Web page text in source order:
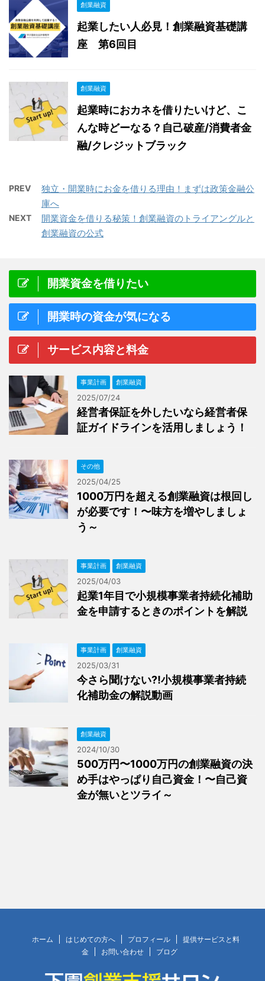
創業融資
起業したい人必見！創業融資基礎講
座 第6回目
創業融資
起業時におカネを借りたいけど、こ
んな時どーなる？自己破産/消費者金
融/クレジットブラック
PREV
独立・開業時にお金を借りる理由！まずは政策金融公
庫へ
NEXT
開業資金を借りる秘策！創業融資のトライアングルと
創業融資の公式
開業資金を借りたい
開業時の資金が気になる
サービス内容と料金
事業計画 創業融資
2025/07/24
経営者保証を外したいなら経営者保
証ガイドラインを活用しましょう！
その他
2025/04/25
1000万円を超える創業融資は根回し
が必要です！〜味方を増やしましょ
う～
事業計画 創業融資
2025/04/03
起業1年目で小規模事業者持続化補助
金を申請するときのポイントを解説
事業計画 創業融資
2025/03/31
今さら聞けない⁈小規模事業者持続
化補助金の解説動画
創業融資
2024/10/30
500万円〜1000万円の創業融資の決
め手はやっぱり自己資金！〜自己資
金が無いとツライ～
ホーム はじめての方へ プロフィール
提供サービスと料
金
お問い合わせ ブログ